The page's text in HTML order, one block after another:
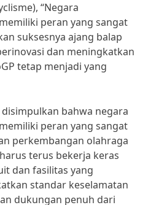
“Negara
peran yang sangat
suksesnya ajang balap
dan meningkatkan
tetap menjadi yang
bahwa negara
peran yang sangat
perkembangan olahraga
terus bekerja keras
dan fasilitas yang
standar keselamatan
dukungan penuh dari